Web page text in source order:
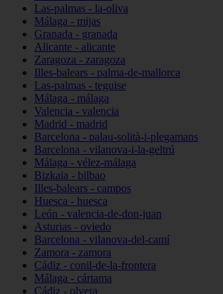
Las-palmas - la-oliva
Málaga - mijas
Granada - granada
Alicante - alicante
Zaragoza - zaragoza
Illes-balears - palma-de-mallorca
Las-palmas - teguise
Málaga - málaga
Valencia - valencia
Madrid - madrid
Barcelona - palau-solità-i-plegamans
Barcelona - vilanova-i-la-geltrú
Málaga - vélez-málaga
Bizkaia - bilbao
Illes-balears - campos
Huesca - huesca
León - valencia-de-don-juan
Asturias - oviedo
Barcelona - vilanova-del-camí
Zamora - zamora
Cádiz - conil-de-la-frontera
Málaga - cártama
Cádiz - olvera